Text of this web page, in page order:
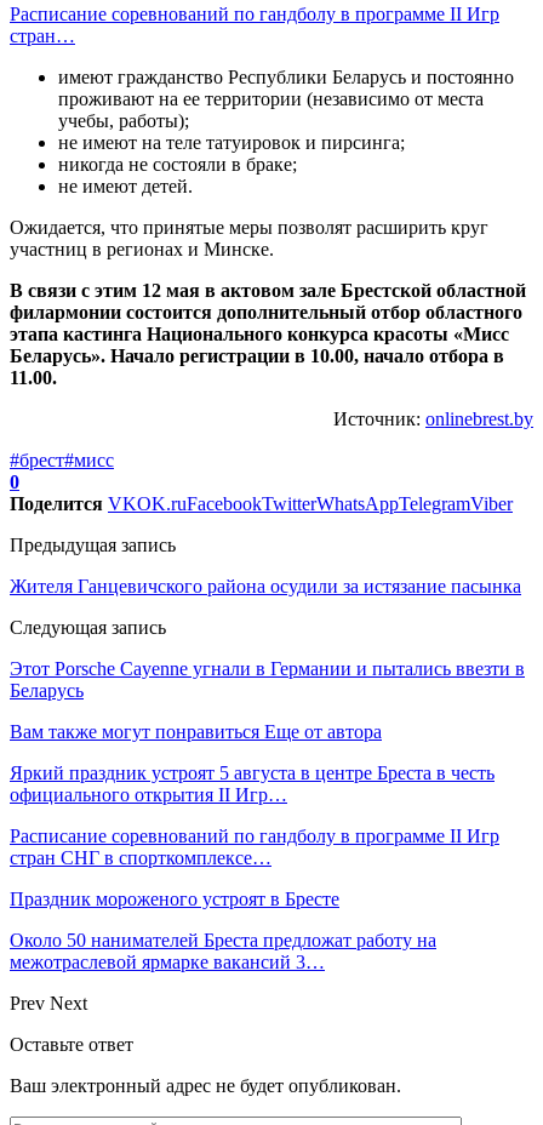
Расписание соревнований по гандболу в программе II Игр
стран…
имеют гражданство Республики Беларусь и постоянно
проживают на ее территории (независимо от места
учебы, работы);
не имеют на теле татуировок и пирсинга;
никогда не состояли в браке;
не имеют детей.
Ожидается, что принятые меры позволят расширить круг
участниц в регионах и Минске.
В связи с этим 12 мая в актовом зале Брестской областной
филармонии состоится дополнительный отбор областного
этапа кастинга Национального конкурса красоты «Мисс
Беларусь». Начало регистрации в 10.00, начало отбора в
11.00.
Источник: onlinebrest.by
#брест#мисс
0
Поделится VKOK.ruFacebookTwitterWhatsAppTelegramViber
Предыдущая запись
Жителя Ганцевичского района осудили за истязание пасынка
Следующая запись
Этот Porsche Cayenne угнали в Германии и пытались ввезти в
Беларусь
Вам также могут понравиться Еще от автора
Яркий праздник устроят 5 августа в центре Бреста в честь
официального открытия II Игр…
Расписание соревнований по гандболу в программе II Игр
стран СНГ в спорткомплексе…
Праздник мороженого устроят в Бресте
Около 50 нанимателей Бреста предложат работу на
межотраслевой ярмарке вакансий 3…
Prev Next
Оставьте ответ
Ваш электронный адрес не будет опубликован.